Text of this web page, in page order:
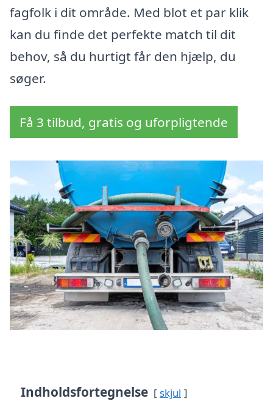
fagfolk i dit område. Med blot et par klik
kan du finde det perfekte match til dit
behov, så du hurtigt får den hjælp, du
søger.
Få 3 tilbud, gratis og uforpligtende
Indholdsfortegnelse skjul